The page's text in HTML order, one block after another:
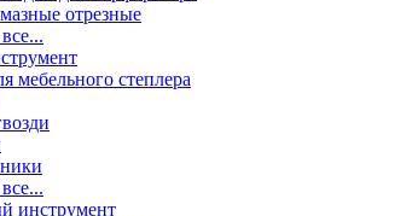
отрезные
мебельного степлера
инструмент